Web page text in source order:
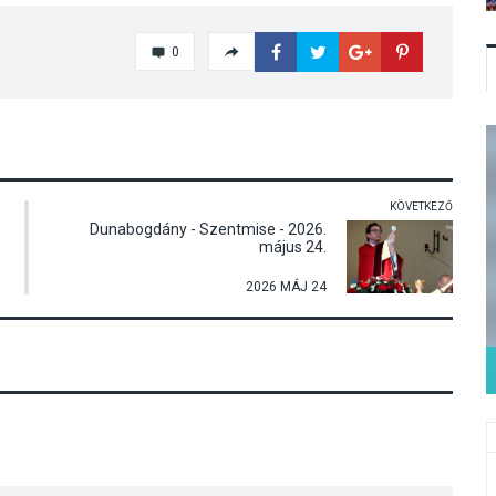
0
KÖVETKEZŐ
Dunabogdány - Szentmise - 2026.
május 24.
2026 MÁJ 24